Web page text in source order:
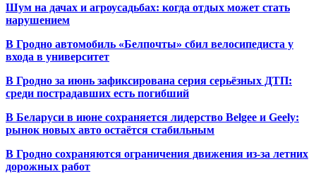
Шум на дачах и агроусадьбах: когда отдых может стать
нарушением
В Гродно автомобиль «Белпочты» сбил велосипедиста у
входа в университет
В Гродно за июнь зафиксирована серия серьёзных ДТП:
среди пострадавших есть погибший
В Беларуси в июне сохраняется лидерство Belgee и Geely:
рынок новых авто остаётся стабильным
В Гродно сохраняются ограничения движения из-за летних
дорожных работ